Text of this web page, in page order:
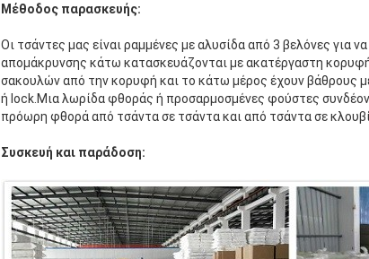
Μέθοδος παρασκευής:
Οι τσάντες μας είναι ραμμένες με αλυσίδα από 3 βελόνες για
απομάκρυνσης κάτω κατασκευάζονται με ακατέργαστη
σακουλών από την κορυφή και το κάτω μέρος έχουν βάθρους
ή lock.Μια λωρίδα φθοράς ή προσαρμοσμένες φούστες
πρόωρη φθορά από τσάντα σε τσάντα και από τσάντα σε κλουβί..
Συσκευή και παράδοση: